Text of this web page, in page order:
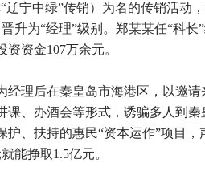
辽宁中绿”传销）为名的传销活动
晋升为“经理”级别。郑某某任“科
资资金107万余元。
经理后在秦皇岛市海港区，以邀
课、办酒会等形式，诱骗多人到
护、扶持的惠民“资本运作”项目
能挣取1.5亿元。